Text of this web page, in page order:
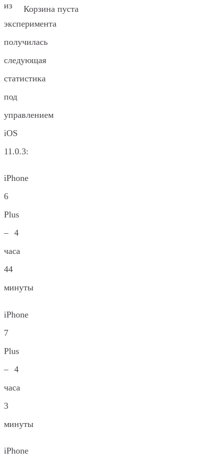
Корзина пуста
из
эксперимента
получилась
следующая
статистика
под
управлением
iOS
11.0.3:
iPhone
6
Plus
– 4
часа
44
минуты
iPhone
7
Plus
– 4
часа
3
минуты
iPhone